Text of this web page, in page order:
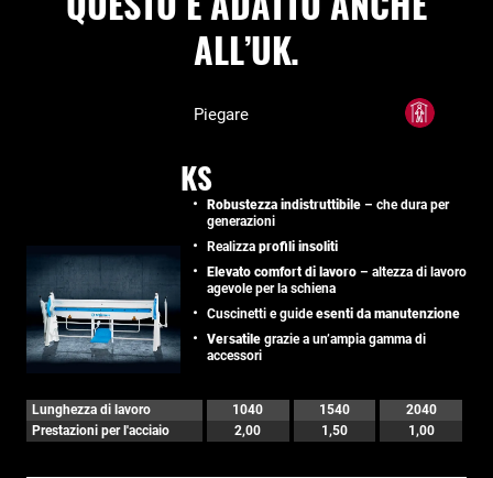
ALL’UK.
Piegare
KS
Robustezza indistruttibile – che dura per
generazioni
Realizza profili insoliti
Elevato comfort di lavoro – altezza di lavoro
agevole per la schiena
Cuscinetti e guideesenti da manutenzione
Versatile grazie a un’ampia gamma di
accessori
Lunghezza di lavoro 1040 1540
2040
Prestazioni per l'acciaio
2,00 1,50 1,00